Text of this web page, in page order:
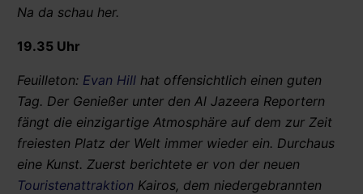
Na da schau her.
19.35 Uhr
Feuilleton: Evan Hill hat offensichtlich einen guten
Tag. Der Genießer unter den Al Jazeera Reportern
fängt die einzigartige Atmosphäre auf dem zur Zeit
freiesten Platz der Welt immer wieder ein. Durchaus
eine Kunst. Zuerst berichtete er von der neuen
Touristenattraktion Kairos, dem niedergebrannten